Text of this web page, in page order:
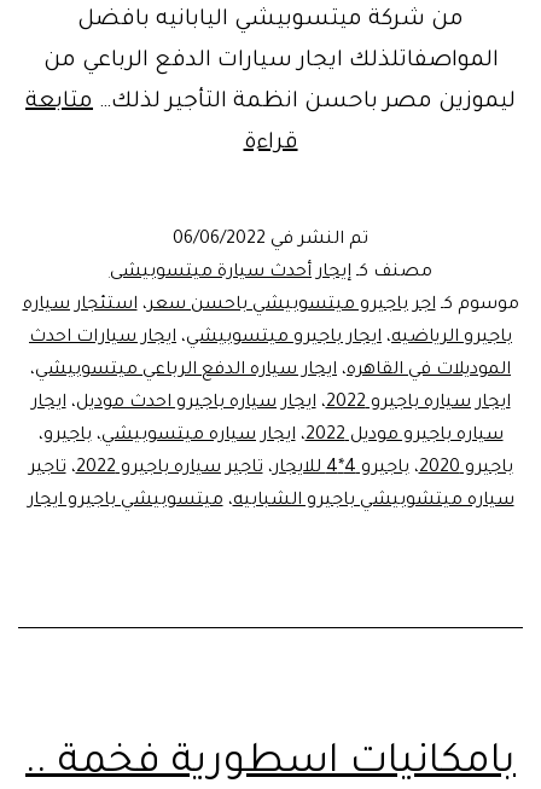
من شركة ميتسوبيشي اليابانيه بافضل
المواصفاتلذلك ايجار سيارات الدفع الرباعي من
ليموزين مصر باحسن انظمة التأجير لذلك… متابعة
قراءةاسطورة
“ميتسوبيشي
باجيرو”
بشكل
جديد
2022
تم النشر في 06/06/2022
مصنف كـإيجار أحدث سيارة ميتسوبيشى
موسوم كـاجر باجيرو ميتسوبيشي باحسن سعر،استئجار سياره
باجيرو الرياضيه، ايجار باجيرو ميتسوبيشي، ايجار سيارات احدث
الموديلات في القاهره، ايجار سياره الدفع الرباعي ميتسوبيشي،
ايجار سياره باجيرو 2022
،ايجار سياره باجيرو احدث موديل،ايجار
سياره باجيرو موديل 2022
،ايجار سياره ميتسوبيشي،باجيرو،
باجيرو 2020
،باجيرو 4*4 للايجار ،تاجير سياره باجيرو 2022 ،تاجير
سياره ميتشوبيشي باجيرو الشبابيه،ميتسوبيشي باجيرو ايجار
بامكانيات اسطورية فخمة ..